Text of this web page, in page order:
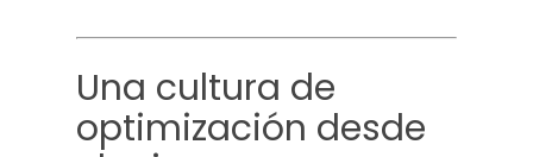
Una cultura de
optimización desde